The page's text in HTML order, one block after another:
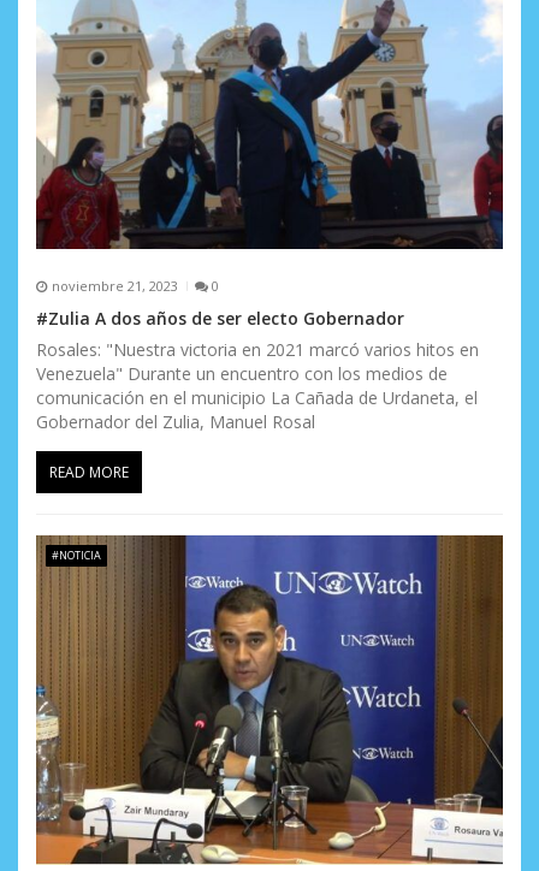
noviembre 21, 2023 0
#Zulia A dos años de ser electo Gobernador
Rosales: "Nuestra victoria en 2021 marcó varios hitos en
Venezuela" Durante un encuentro con los medios de
comunicación en el municipio La Cañada de Urdaneta, el
Gobernador del Zulia, Manuel Rosal
READ MORE
#NOTICIA